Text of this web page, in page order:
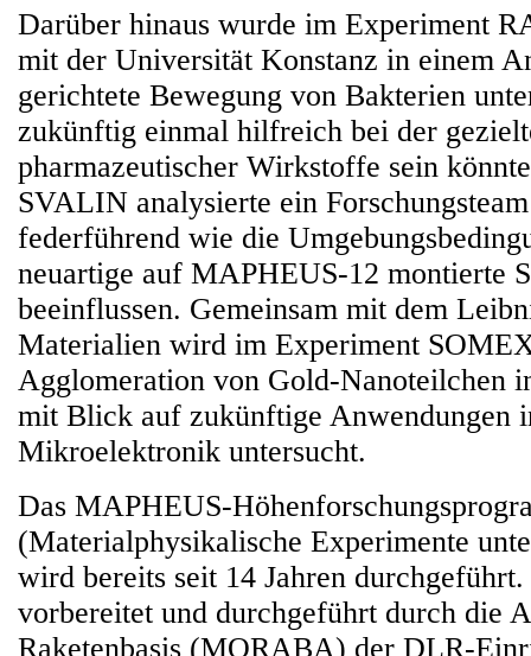
Darüber hinaus wurde im Experiment
mit der Universität Konstanz in einem
gerichtete Bewegung von Bakterien
zukünftig einmal hilfreich bei der
pharmazeutischer Wirkstoffe sein
SVALIN analysierte ein
federführend wie die
neuartige auf MAPHEUS-12 montierte
beeinflussen. Gemeinsam mit dem
Materialien wird im Experiment
Agglomeration von Gold-Nanoteilchen
mit Blick auf zukünftige Anwendungen
Mikroelektronik untersucht.
Das MAPHEUS-
(Materialphysikalische Experimente
wird bereits seit 14 Jahren
vorbereitet und durchgeführt durch die
Raketenbasis (MORABA) der DLR-